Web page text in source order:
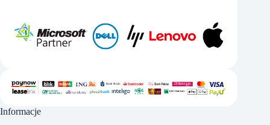
Informacje